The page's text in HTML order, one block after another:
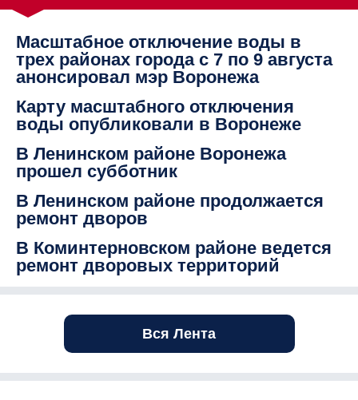
Масштабное отключение воды в
трех районах города с 7 по 9 августа
анонсировал мэр Воронежа
Карту масштабного отключения
воды опубликовали в Воронеже
В Ленинском районе Воронежа
прошел субботник
В Ленинском районе продолжается
ремонт дворов
В Коминтерновском районе ведется
ремонт дворовых территорий
Вся Лента